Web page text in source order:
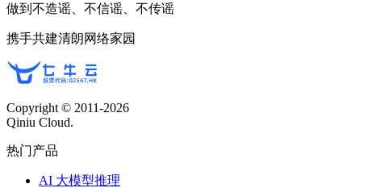
做到不造谣、不信谣、不传谣
携手共建清朗网络家园
Copyright © 2011-2026
Qiniu Cloud.
热门产品
AI 大模型推理